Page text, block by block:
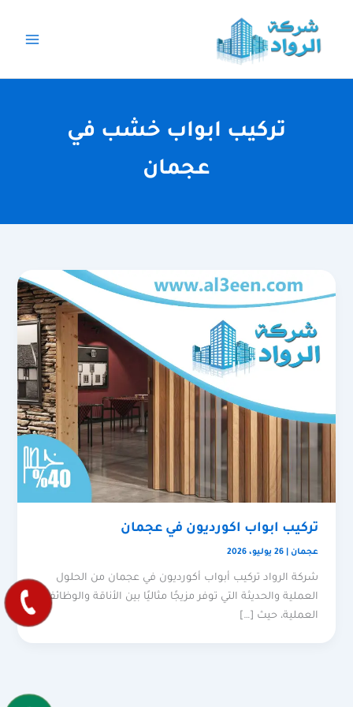
المحتوى
تركيب ابواب خشب في
عجمان
تركيب ابواب اكورديون في عجمان
عجمان |26 يوليو، 2026
شركة الرواد تركيب أبواب أكورديون في عجمان من الحلول
العملية والحديثة التي توفر مزيجًا مثاليًا بين الأناقة والوظائف
العملية، حيث […]